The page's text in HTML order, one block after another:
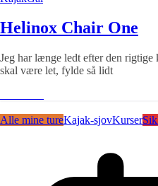
Helinox Chair One
Jeg har længe ledt efter den rigtige
skal være let, fylde så lidt
Alle mine tureKajak-sjovKurser